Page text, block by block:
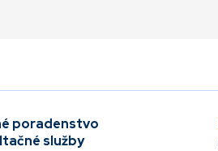
poradenstvo
služby